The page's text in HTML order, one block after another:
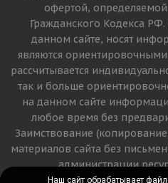
офертой,
Гражданского Кодекса
данном сайте, носят
являются ориентировочными
рассчитывается
так и больше
на данном сайте
любое время без
Заимствование
материалов сайта без
администрации
Наш сайт обрабатывает
Наш сайт обрабатывает